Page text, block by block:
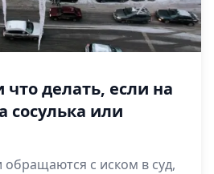
что делать, если на
сосулька или
обращаются с иском в суд,